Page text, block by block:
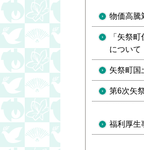
物価高騰
「矢祭
について
矢祭町国
第6次矢
福利厚生